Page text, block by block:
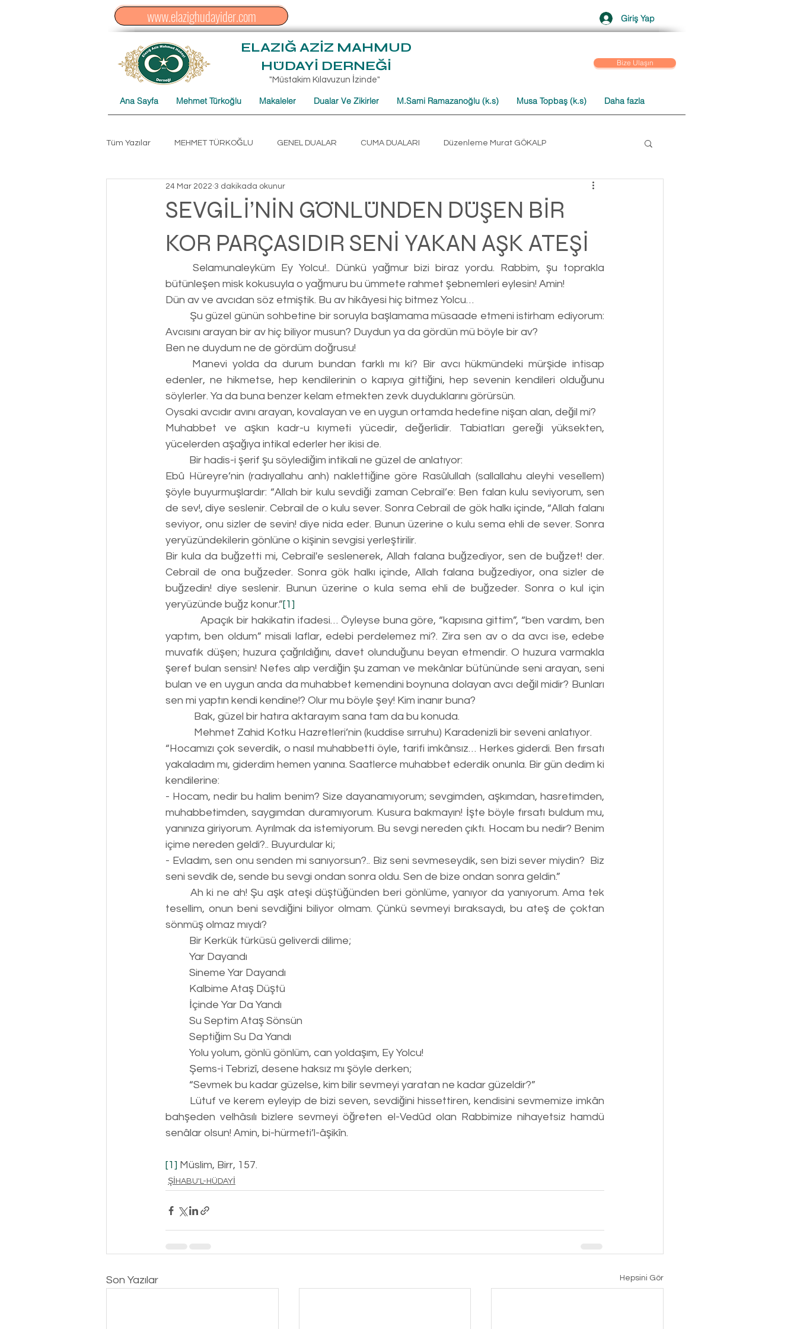
ELAZIĞ AZİZ MAHMUD
HÜDAYİ DERNEĞİ
"Müstakim Kılavuzun İzinde"
Bize Ulaşın
www.elazighudayider.com Giriş Yap
Ana Sayfa Mehmet Türkoğlu Makaleler Dualar Ve Zikirler M.Sami Ramazanoğlu (k.s) Musa Topbaş (k.s) Daha fazla
Tüm Yazılar MEHMET TÜRKOĞLU GENEL DUALAR CUMA DUALARI Düzenleme Murat GÖKALP
Düzenleme Hasan AKPINAR Cumartesi Sohbet Derlemeleri
ŞİHABU'L-HÜDAYİ
SEVGİLİ’NİN GÖNLÜNDEN DÜŞEN BİR
KOR PARÇASIDIR SENİ YAKAN AŞK ATEŞİ
24 Mar 2022 3 dakikada okunur
bütünleşen misk kokusuyla o yağmuru bu ümmete rahmet şebnemleri eylesin! Amin!
Dün av ve avcıdan söz etmiştik. Bu av hikâyesi hiç bitmez Yolcu…
Avcısını arayan bir av hiç biliyor musun? Duydun ya da gördün mü böyle bir av?
Ben ne duydum ne de gördüm doğrusu!
edenler, ne hikmetse, hep kendilerinin o kapıya gittiğini, hep sevenin kendileri olduğunu
söylerler. Ya da buna benzer kelam etmekten zevk duyduklarını görürsün.
Oysaki avcıdır avını arayan, kovalayan ve en uygun ortamda hedefine nişan alan, değil mi?
Muhabbet ve aşkın kadr-u kıymeti yücedir, değerlidir. Tabiatları gereği yüksekten,
yücelerden aşağıya intikal ederler her ikisi de.
	Bir hadis-i şerif şu söylediğim intikali ne güzel de anlatıyor:
Ebû Hüreyre’nin (radıyallahu anh) naklettiğine göre Rasûlullah (sallallahu aleyhi vesellem)
şöyle buyurmuşlardır: “Allah bir kulu sevdiği zaman Cebrail’e: Ben falan kulu seviyorum, sen
de sev!, diye seslenir. Cebrail de o kulu sever. Sonra Cebrail de gök halkı içinde, “Allah falanı
seviyor, onu sizler de sevin! diye nida eder. Bunun üzerine o kulu sema ehli de sever. Sonra
yeryüzündekilerin gönlüne o kişinin sevgisi yerleştirilir.
Bir kula da buğzetti mi, Cebrail'e seslenerek, Allah falana buğzediyor, sen de buğzet! der.
Cebrail de ona buğzeder. Sonra gök halkı içinde, Allah falana buğzediyor, ona sizler de
buğzedin! diye seslenir. Bunun üzerine o kula sema ehli de buğzeder. Sonra o kul için
yeryüzünde buğz konur.”[1]
yaptım, ben oldum” misali laflar, edebi perdelemez mi?. Zira sen av o da avcı ise, edebe
muvafık düşen; huzura çağrıldığını, davet olunduğunu beyan etmendir. O huzura varmakla
şeref bulan sensin! Nefes alıp verdiğin şu zaman ve mekânlar bütününde seni arayan, seni
bulan ve en uygun anda da muhabbet kemendini boynuna dolayan avcı değil midir? Bunları
sen mi yaptın kendi kendine!? Olur mu böyle şey! Kim inanır buna?
            Bak, güzel bir hatıra aktarayım sana tam da bu konuda.
            Mehmet Zahid Kotku Hazretleri’nin (kuddise sırruhu) Karadenizli bir seveni anlatıyor.
“Hocamızı çok severdik, o nasıl muhabbetti öyle, tarifi imkânsız… Herkes giderdi. Ben fırsatı
yakaladım mı, giderdim hemen yanına. Saatlerce muhabbet ederdik onunla. Bir gün dedim ki
kendilerine:
- Hocam, nedir bu halim benim? Size dayanamıyorum; sevgimden, aşkımdan, hasretimden,
muhabbetimden, saygımdan duramıyorum. Kusura bakmayın! İşte böyle fırsatı buldum mu,
yanınıza giriyorum. Ayrılmak da istemiyorum. Bu sevgi nereden çıktı. Hocam bu nedir? Benim
içime nereden geldi?.. Buyurdular ki;
- Evladım, sen onu senden mi sanıyorsun?.. Biz seni sevmeseydik, sen bizi sever miydin?  Biz
seni sevdik de, sende bu sevgi ondan sonra oldu. Sen de bize ondan sonra geldin.”
tesellim, onun beni sevdiğini biliyor olmam. Çünkü sevmeyi bıraksaydı, bu ateş de çoktan
sönmüş olmaz mıydı?
	Bir Kerkük türküsü geliverdi dilime;
	Yar Dayandı
	Sineme Yar Dayandı
	Kalbime Ataş Düştü
	İçinde Yar Da Yandı
	Su Septim Ataş Sönsün
	Septiğim Su Da Yandı
	Yolu yolum, gönlü gönlüm, can yoldaşım, Ey Yolcu!
	Şems-i Tebrizî, desene haksız mı şöyle derken;
	“Sevmek bu kadar güzelse, kim bilir sevmeyi yaratan ne kadar güzeldir?”
bahşeden velhâsılı bizlere sevmeyi öğreten el-Vedûd olan Rabbimize nihayetsiz hamdü
senâlar olsun! Amin, bi-hürmeti’l-âşikîn.
[1] Müslim, Birr, 157.
ŞİHABU'L-HÜDAYİ
Son Yazılar Hepsini Gör